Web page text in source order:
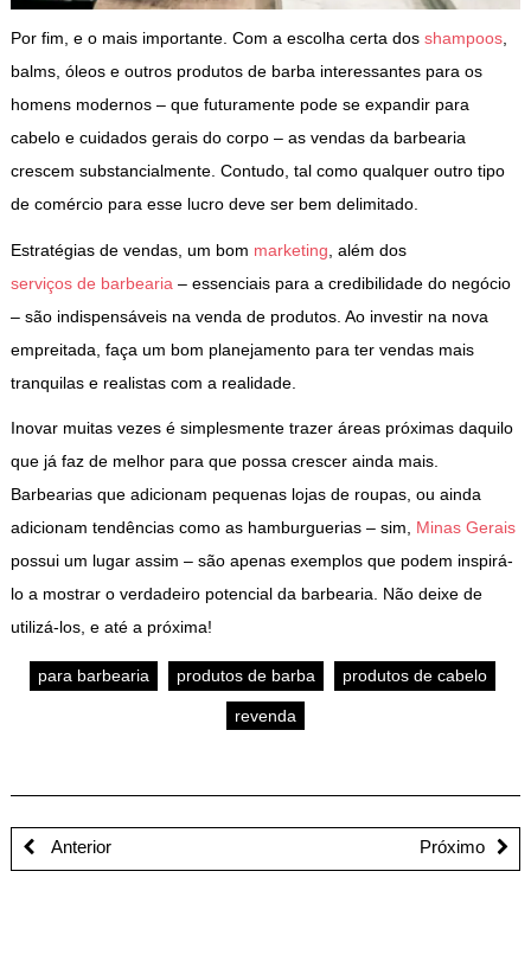
Por fim, e o mais importante. Com a escolha certa dos shampoos,
balms, óleos e outros produtos de barba interessantes para os
homens modernos – que futuramente pode se expandir para
cabelo e cuidados gerais do corpo – as vendas da barbearia
crescem substancialmente. Contudo, tal como qualquer outro tipo
de comércio para esse lucro deve ser bem delimitado.
Estratégias de vendas, um bom marketing , além dos
serviços de barbearia – essenciais para a credibilidade do negócio
– são indispensáveis na venda de produtos. Ao investir na nova
empreitada, faça um bom planejamento para ter vendas mais
tranquilas e realistas com a realidade.
Inovar muitas vezes é simplesmente trazer áreas próximas daquilo
que já faz de melhor para que possa crescer ainda mais.
Barbearias que adicionam pequenas lojas de roupas, ou ainda
adicionam tendências como as hamburguerias – sim, Minas Gerais
possui um lugar assim – são apenas exemplos que podem inspirá-
lo a mostrar o verdadeiro potencial da barbearia. Não deixe de
utilizá-los, e até a próxima!
para barbearia produtos de barba produtos de cabelo
revenda
Anterior Próximo